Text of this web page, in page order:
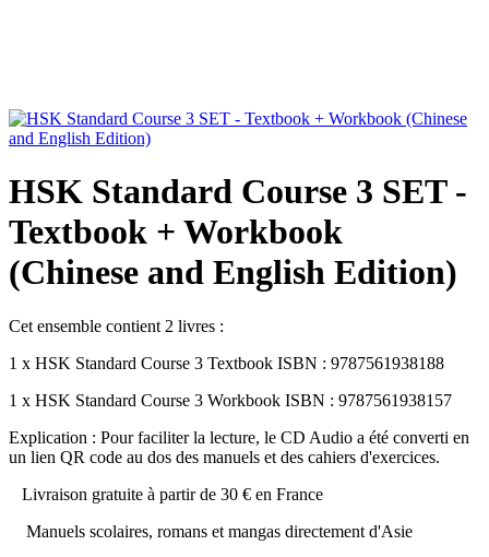
HSK Standard Course 3 SET -
Textbook + Workbook
(Chinese and English Edition)
Cet ensemble contient 2 livres :
1 x HSK Standard Course 3 Textbook ISBN : 9787561938188
1 x HSK Standard Course 3 Workbook ISBN : 9787561938157
Explication : Pour faciliter la lecture, le CD Audio a été converti en
un lien QR code au dos des manuels et des cahiers d'exercices.
Livraison gratuite à partir de 30 € en France
Manuels scolaires, romans et mangas directement d'Asie